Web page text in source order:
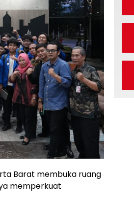
Barat membuka ruang
memperkuat